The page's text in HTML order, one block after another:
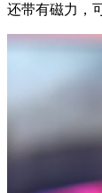
还带有磁力，